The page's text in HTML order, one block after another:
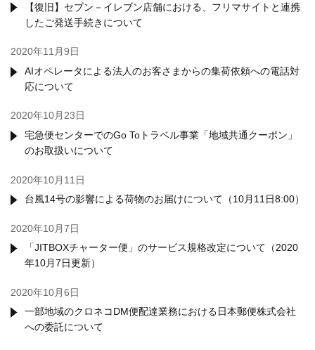
【復旧】セブン－イレブン店舗における、フリマサイトと連携
したご発送手続きについて
2020年11月9日
AIオペレータによる法人のお客さまからの集荷依頼への電話対
応について
2020年10月23日
宅急便センターでのGo Toトラベル事業「地域共通クーポン」
のお取扱いについて
2020年10月11日
台風14号の影響による荷物のお届けについて（10月11日8:00）
2020年10月7日
「JITBOXチャーター便」のサービス規格改定について（2020
年10月7日更新）
2020年10月6日
一部地域のクロネコDM便配達業務における日本郵便株式会社
への委託について